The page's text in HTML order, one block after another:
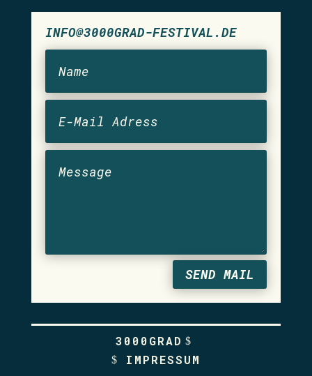
INFO@3000GRAD-FESTIVAL.DE
SEND MAIL
3000GRAD
IMPRESSUM